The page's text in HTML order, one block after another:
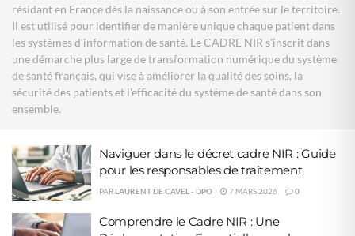
résidant en France dès la naissance ou à son entrée sur le territoire.
Il est utilisé pour identifier de manière unique chaque patient dans
les systèmes d'information de santé. Le CADRE NIR s'inscrit dans
une démarche plus large de transformation numérique du système
de santé français, qui vise à améliorer la qualité des soins, la
sécurité des patients et l'efficacité du système de santé dans son
ensemble.
Naviguer dans le décret cadre NIR : Guide
pour les responsables de traitement
PARLAURENT DE CAVEL - DPO 7 MARS 2026 0
Comprendre le Cadre NIR : Une